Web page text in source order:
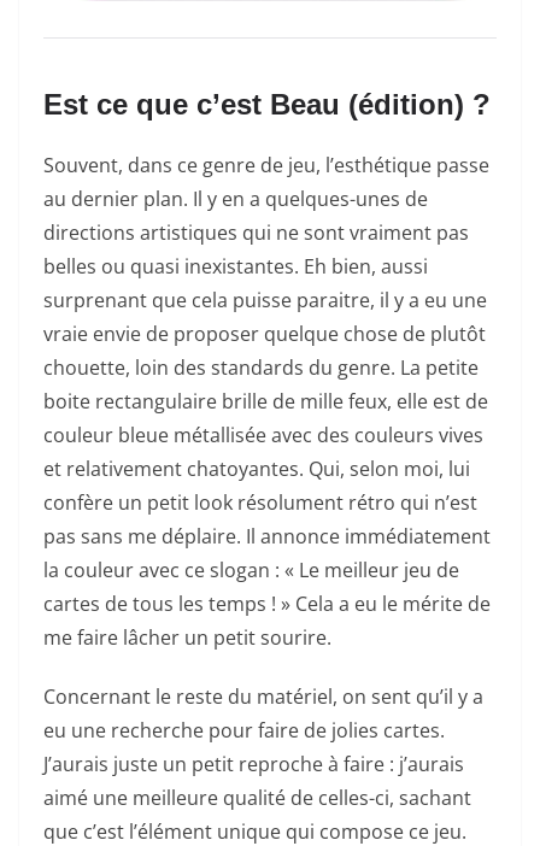
Est ce que c’est Beau (édition) ?
Souvent, dans ce genre de jeu, l’esthétique passe
au dernier plan. Il y en a quelques-unes de
directions artistiques qui ne sont vraiment pas
belles ou quasi inexistantes. Eh bien, aussi
surprenant que cela puisse paraitre, il y a eu une
vraie envie de proposer quelque chose de plutôt
chouette, loin des standards du genre. La petite
boite rectangulaire brille de mille feux, elle est de
couleur bleue métallisée avec des couleurs vives
et relativement chatoyantes. Qui, selon moi, lui
confère un petit look résolument rétro qui n’est
pas sans me déplaire. Il annonce immédiatement
la couleur avec ce slogan : « Le meilleur jeu de
cartes de tous les temps ! » Cela a eu le mérite de
me faire lâcher un petit sourire.
Concernant le reste du matériel, on sent qu’il y a
eu une recherche pour faire de jolies cartes.
J’aurais juste un petit reproche à faire : j’aurais
aimé une meilleure qualité de celles-ci, sachant
que c’est l’élément unique qui compose ce jeu.